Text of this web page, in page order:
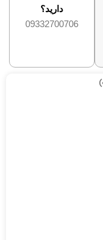
دارید؟
09332700706